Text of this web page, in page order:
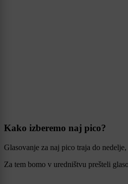
Kako izberemo naj pico?
Glasovanje za naj pico traja do
Za tem bomo v uredništvu prešteli